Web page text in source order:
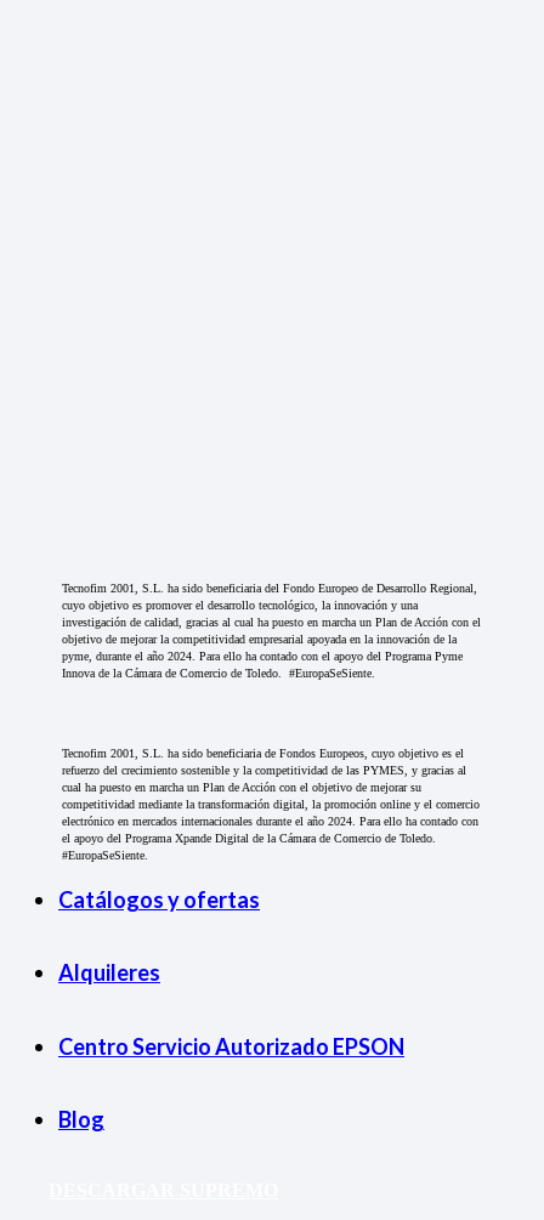
Tecnofim 2001, S.L. ha sido beneficiaria del Fondo Europeo de Desarrollo Regional,
cuyo objetivo es promover el desarrollo tecnológico, la innovación y una
investigación de calidad, gracias al cual ha puesto en marcha un Plan de Acción con el
objetivo de mejorar la competitividad empresarial apoyada en la innovación de la
pyme, durante el año 2024. Para ello ha contado con el apoyo del Programa Pyme
Innova de la Cámara de Comercio de Toledo. #EuropaSeSiente.
Tecnofim 2001, S.L. ha sido beneficiaria de Fondos Europeos, cuyo objetivo es el
refuerzo del crecimiento sostenible y la competitividad de las PYMES, y gracias al
cual ha puesto en marcha un Plan de Acción con el objetivo de mejorar su
competitividad mediante la transformación digital, la promoción online y el comercio
electrónico en mercados internacionales durante el año 2024. Para ello ha contado con
el apoyo del Programa Xpande Digital de la Cámara de Comercio de Toledo.
#EuropaSeSiente.
Catálogos y ofertas
Alquileres
Centro Servicio Autorizado EPSON
Blog